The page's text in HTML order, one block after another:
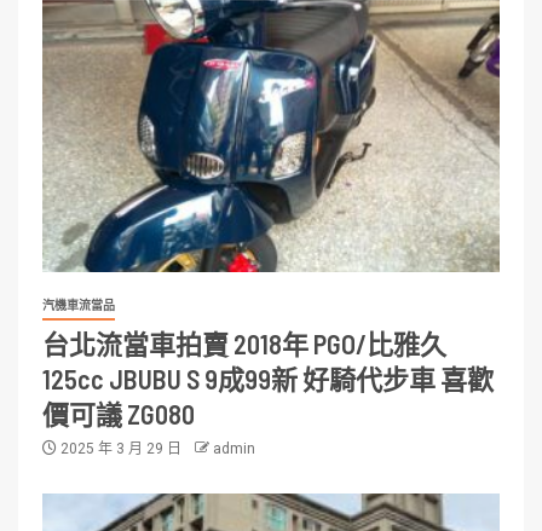
汽機車流當品
台北流當車拍賣 2018年 PGO/比雅久
125cc JBUBU S 9成99新 好騎代步車 喜歡
價可議 ZG080
2025 年 3 月 29 日 admin